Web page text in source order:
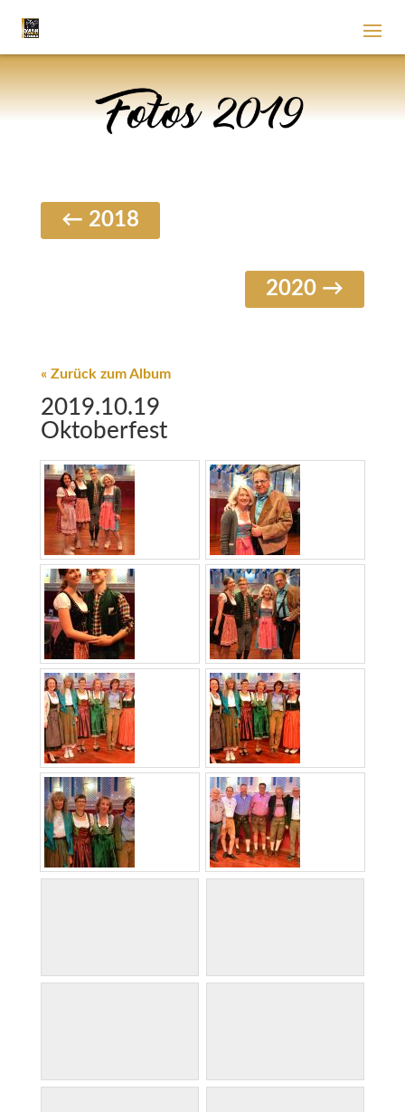
← 2018
2020 →
« Zurück zum Album
2019.10.19
Oktoberfest